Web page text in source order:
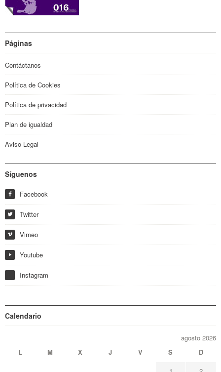
Páginas
Contáctanos
Política de Cookies
Política de privacidad
Plan de igualdad
Aviso Legal
Síguenos
f Facebook
w Twitter
i Vimeo
y Youtube
Instagram
Calendario
agosto 2026
L
M X J V S
D